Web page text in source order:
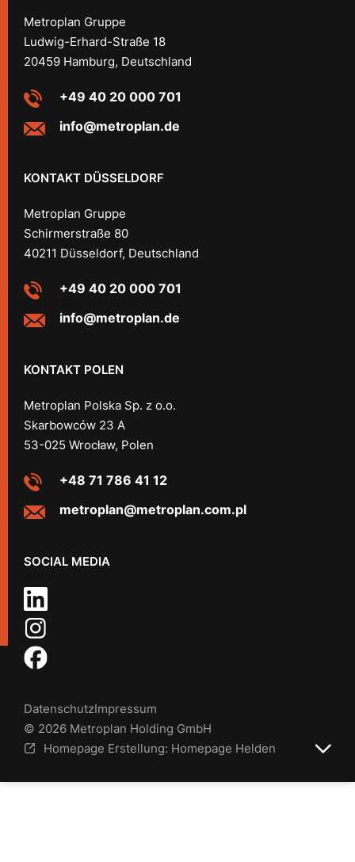
Metroplan Gruppe
Ludwig-Erhard-Straße 18
20459 Hamburg, Deutschland
+49 40 20 000 701
info@metroplan.de
KONTAKT DÜSSELDORF
Metroplan Gruppe
Schirmerstraße 80
40211 Düsseldorf, Deutschland
+49 40 20 000 701
info@metroplan.de
KONTAKT POLEN
Metroplan Polska Sp. z o.o.
Skarbowców 23 A
53-025 Wrocław, Polen
+48 71 786 41 12
metroplan@metroplan.com.pl
SOCIAL MEDIA
DatenschutzImpressum
© 2026 Metroplan Holding GmbH
Homepage Erstellung: Homepage Helden